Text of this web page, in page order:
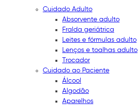
Cuidado Adulto
Absorvente adulto
Fralda geriátrica
Leites e fórmulas adulto
Lenços e toalhas adulto
Trocador
Cuidado ao Paciente
Álcool
Algodão
Aparelhos